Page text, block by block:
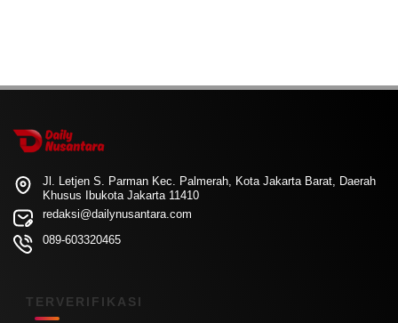
Jl. Letjen S. Parman Kec. Palmerah, Kota Jakarta Barat, Daerah
Khusus Ibukota Jakarta 11410
redaksi@dailynusantara.com
089-603320465
TERVERIFIKASI